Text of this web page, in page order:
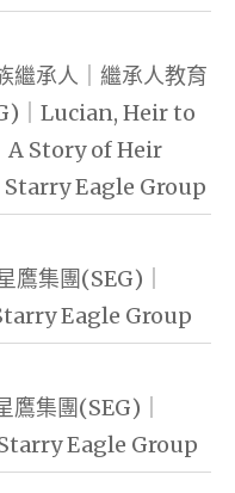
繼承人｜繼承人教育
｜Lucian, Heir to
A Story of Heir
Eagle Group
鷹集團(SEG)｜
Eagle Group
集團(SEG)｜
Eagle Group